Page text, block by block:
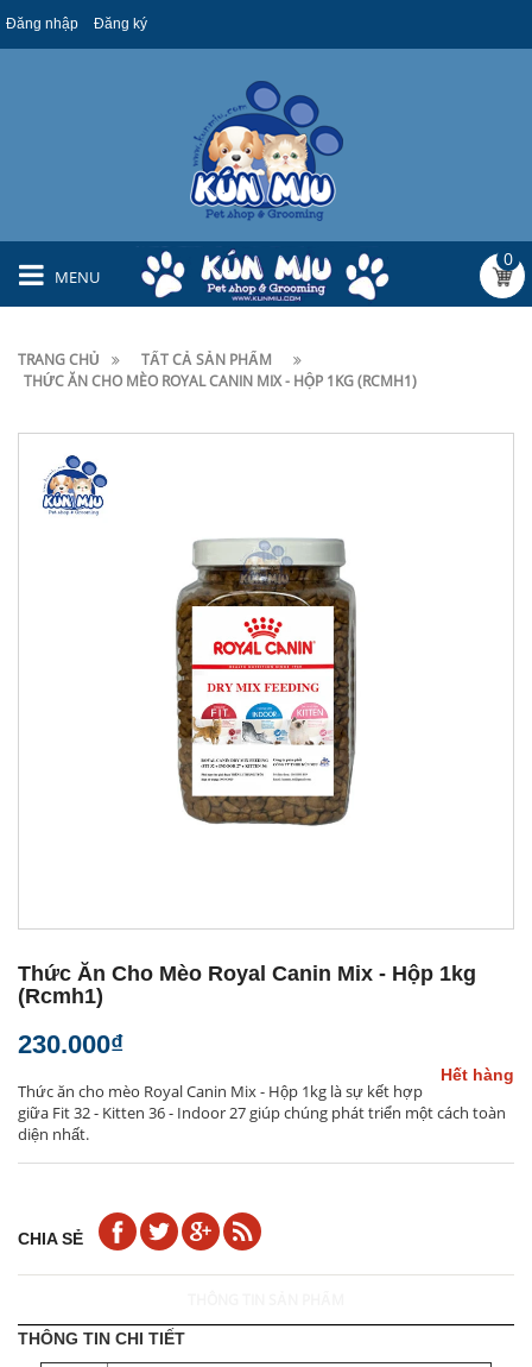
Đăng nhập Đăng ký
MENU
0
TRANG CHỦ
TẤT CẢ SẢN PHẨM
THỨC ĂN CHO MÈO ROYAL CANIN MIX - HỘP 1KG (RCMH1)
Thức Ăn Cho Mèo Royal Canin Mix - Hộp 1kg
(rcmh1)
230.000₫
Hết hàng
Thức ăn cho mèo Royal Canin Mix - Hộp 1kg là sự kết hợp
giữa Fit 32 - Kitten 36 - Indoor 27 giúp chúng phát triển một cách toàn
diện nhất.
CHIA SẺ
THÔNG TIN CHI TIẾT